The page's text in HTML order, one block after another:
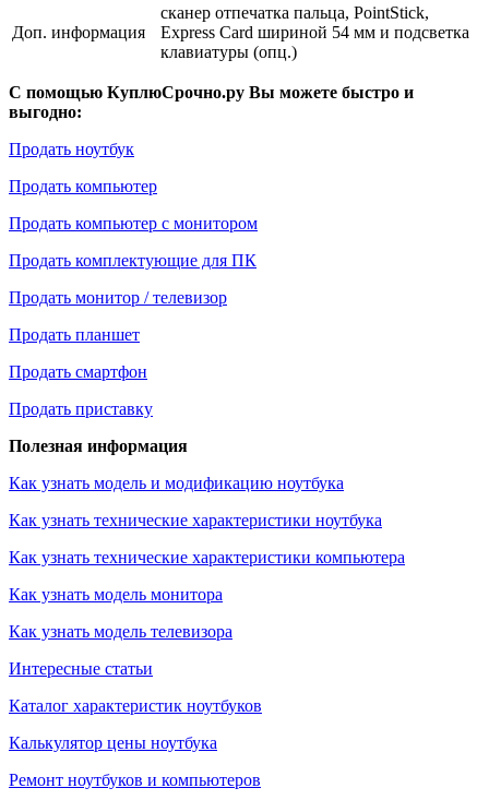
Доп. информация
сканер отпечатка пальца, PointStick,
Express Card шириной 54 мм и подсветка
клавиатуры (опц.)
С помощью КуплюСрочно.ру Вы можете быстро и
выгодно:
Продать ноутбук
Продать компьютер
Продать компьютер с монитором
Продать комплектующие для ПК
Продать монитор / телевизор
Продать планшет
Продать смартфон
Продать приставку
Полезная информация
Как узнать модель и модификацию ноутбука
Как узнать технические характеристики ноутбука
Как узнать технические характеристики компьютера
Как узнать модель монитора
Как узнать модель телевизора
Интересные статьи
Каталог характеристик ноутбуков
Калькулятор цены ноутбука
Ремонт ноутбуков и компьютеров